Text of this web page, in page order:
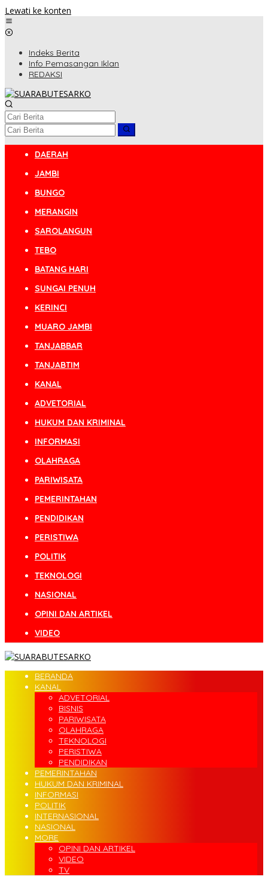
Lewati ke konten
Indeks Berita
Info Pemasangan Iklan
REDAKSI
DAERAH
JAMBI
BUNGO
MERANGIN
SAROLANGUN
TEBO
BATANG HARI
SUNGAI PENUH
KERINCI
MUARO JAMBI
TANJABBAR
TANJABTIM
KANAL
ADVETORIAL
HUKUM DAN KRIMINAL
INFORMASI
OLAHRAGA
PARIWISATA
PEMERINTAHAN
PENDIDIKAN
PERISTIWA
POLITIK
TEKNOLOGI
NASIONAL
OPINI DAN ARTIKEL
VIDEO
BERANDA
KANAL
ADVETORIAL
BISNIS
PARIWISATA
OLAHRAGA
TEKNOLOGI
PERISTIWA
PENDIDIKAN
PEMERINTAHAN
HUKUM DAN KRIMINAL
INFORMASI
POLITIK
INTERNASIONAL
NASIONAL
MORE
OPINI DAN ARTIKEL
VIDEO
TV